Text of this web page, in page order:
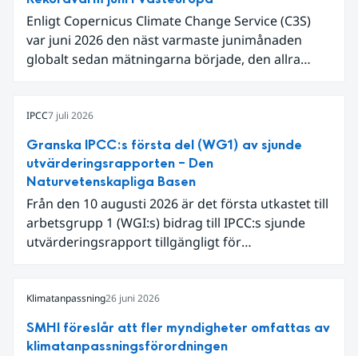
Enligt Copernicus Climate Change Service (C3S)
var juni 2026 den näst varmaste junimånaden
globalt sedan mätningarna började, den allra
begränsar oss till Västeuropa var det den allra
varmaste juni. Detta betingades till stor del av en
extrem hetta i slutet av månaden. Världshavens
ytvattentemperaturer var den högsta som
uppmätts för en juni månad, vilket ligger i fas med
en framväxande El Niño i Stilla havet.
IPCC7 juli 2026
Granska IPCC:s första del (WG1) av sjunde
utvärderingsrapporten – Den
Naturvetenskapliga Basen
Från den 10 augusti 2026 är det första utkastet till
arbetsgrupp 1 (WGI:s) bidrag till IPCC:s sjunde
utvärderingsrapport tillgängligt för
Klimatanpassning26 juni 2026
SMHI föreslår att fler myndigheter omfattas av
klimatanpassningsförordningen